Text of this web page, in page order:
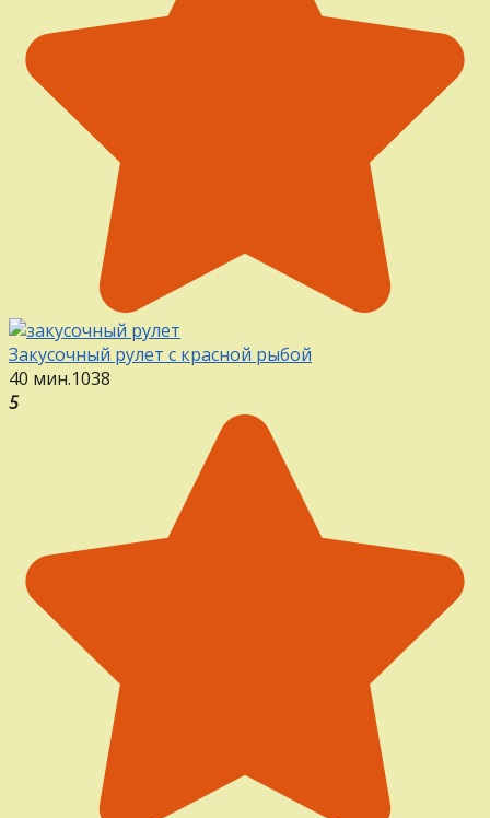
Закусочный рулет с красной рыбой
40 мин.1038
5